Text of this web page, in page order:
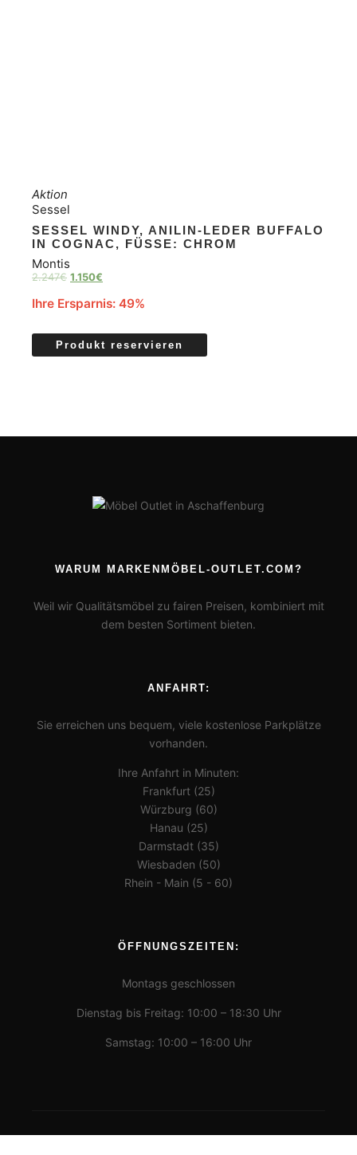
Aktion
Sessel
SESSEL WINDY, ANILIN-LEDER BUFFALO
IN COGNAC, FÜSSE: CHROM
Montis
2.247€ 1.150€
Ihre Ersparnis: 49%
Produkt reservieren
WARUM MARKENMÖBEL-OUTLET.COM?
Weil wir Qualitätsmöbel zu fairen Preisen, kombiniert mit
dem besten Sortiment bieten.
ANFAHRT:
Sie erreichen uns bequem, viele kostenlose Parkplätze
vorhanden.
Ihre Anfahrt in Minuten:
Frankfurt (25)
Würzburg (60)
Hanau (25)
Darmstadt (35)
Wiesbaden (50)
Rhein - Main (5 - 60)
ÖFFNUNGSZEITEN:
Montags geschlossen
Dienstag bis Freitag: 10:00 – 18:30 Uhr
Samstag: 10:00 – 16:00 Uhr